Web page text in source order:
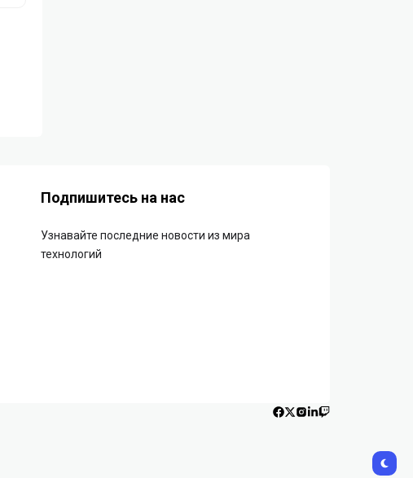
Подпишитесь на нас
Узнавайте последние новости из мира
технологий